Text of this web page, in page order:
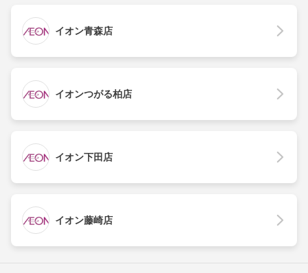
イオン青森店
イオンつがる柏店
イオン下田店
イオン藤崎店